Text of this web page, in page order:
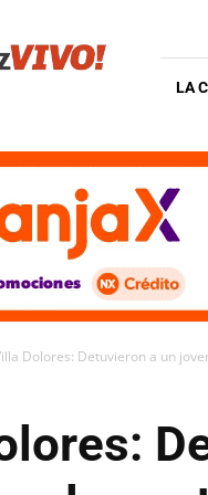
LA
Dolores: Detuvieron a un